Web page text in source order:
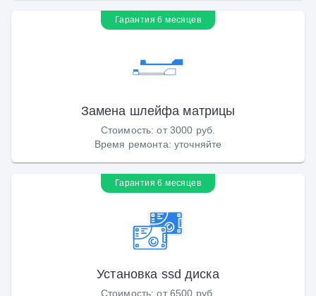
Гарантия 6 месяцев
Замена шлейфа матрицы
Стоимость:от 3000 руб.
Время ремонта: уточняйте
Гарантия 6 месяцев
Установка ssd диска
Стоимость:от 6500 руб.